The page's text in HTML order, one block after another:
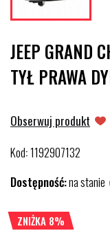
JEEP GRAND
TYŁ PRAWA
Obserwuj produkt
Kod:1192907132
Dostępność:na stanie
ZNIŻKA 8%